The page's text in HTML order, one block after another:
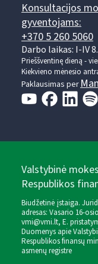
Konsultacijos
gyventojams:
+370 5 260 5060
Darbo laikas: I-IV
Prieššventinę dieną -
Kiekvieno mėnesio
Paklausimas per
Valstybinė
Respublikos
Biudžetinė įstaiga.
adresas: Vasario 16-
vmi@vmi.lt, E.
Duomenys apie
Respublikos finansų
asmenų registre